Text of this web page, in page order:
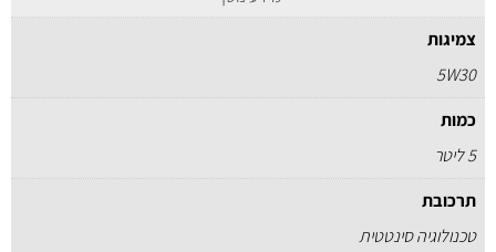
צמיגות
5W30
כמות
5 ליטר
תרכובת
טכנולוגיה סינטטית